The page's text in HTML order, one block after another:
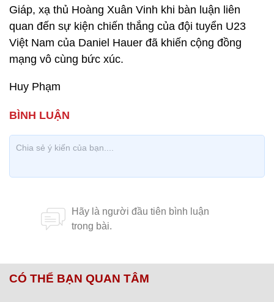
Giáp, xạ thủ Hoàng Xuân Vinh khi bàn luận liên
quan đến sự kiện chiến thắng của đội tuyển U23
Việt Nam của Daniel Hauer đã khiến cộng đồng
mạng vô cùng bức xúc.
Huy Phạm
CÓ THỂ BẠN QUAN TÂM